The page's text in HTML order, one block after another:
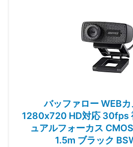
バッファロー WEB
1280x720 HD対応 30fps
ュアルフォーカス
1.5m ブラック